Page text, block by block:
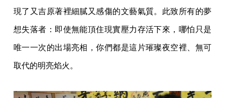
現了又吉原著裡細膩又感傷的文藝氣質。此致所有的夢
想失落者：即使無能頂住現實壓力存活下來，哪怕只是
唯一一次的出場亮相，你們都是這片璀璨夜空裡、無可
取代的明亮焰火。